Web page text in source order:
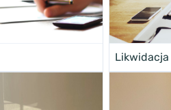
Likwidacja